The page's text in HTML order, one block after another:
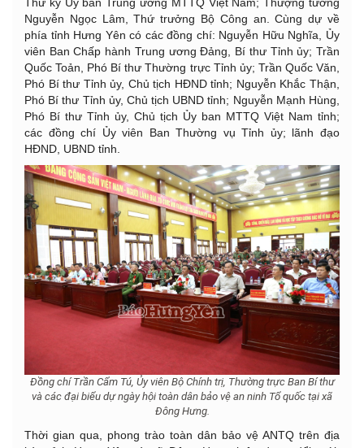
Nguyễn Ngọc Lâm, Thứ trưởng Bộ Công an. Cùng dự về
phía tỉnh Hưng Yên có các đồng chí: Nguyễn Hữu Nghĩa, Ủy
viên Ban Chấp hành Trung ương Đảng, Bí thư Tỉnh ủy; Trần
Quốc Toản, Phó Bí thư Thường trực Tỉnh ủy; Trần Quốc Văn,
Phó Bí thư Tỉnh ủy, Chủ tịch HĐND tỉnh; Nguyễn Khắc Thận,
Phó Bí thư Tỉnh ủy, Chủ tịch UBND tỉnh; Nguyễn Mạnh Hùng,
Phó Bí thư Tỉnh ủy, Chủ tịch Ủy ban MTTQ Việt Nam tỉnh;
các đồng chí Ủy viên Ban Thường vụ Tỉnh ủy; lãnh đạo
HĐND, UBND tỉnh.
Đồng chí Trần Cẩm Tú, Ủy viên Bộ Chính trị, Thường trực Ban Bí thư
và các đại biểu dự ngày hội toàn dân bảo vệ an ninh Tổ quốc tại xã
Đông Hưng.
Thời gian qua, phong trào toàn dân bảo vệ ANTQ trên địa